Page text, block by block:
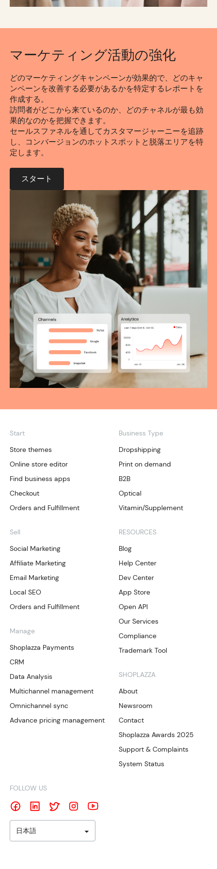
マーケティング活動の強化
どのマーケティングキャンペーンが効果的で、どのキャ
ンペーンを改善する必要があるかを特定するレポートを
作成する。
訪問者がどこから来ているのか、どのチャネルが最も効
果的なのかを把握できます。
セールスファネルを通してカスタマージャーニーを追跡
し、コンバージョンのホットスポットと脱落エリアを特
定します。
スタート
Start
Store themes
Online store editor
Find business apps
Checkout
Orders and Fulfillment
Sell
Social Marketing
Affiliate Marketing
Email Marketing
Local SEO
Orders and Fulfillment
Manage
Shoplazza Payments
CRM
Data Analysis
Multichannel management
Omnichannel sync
Advance pricing management
Business Type
Dropshipping
Print on demand
B2B
Optical
Vitamin/Supplement
RESOURCES
Blog
Help Center
Dev Center
App Store
Open API
Our Services
Compliance
Trademark Tool
SHOPLAZZA
About
Newsroom
Contact
Shoplazza Awards 2025
Support & Complaints
System Status
FOLLOW US
日本語